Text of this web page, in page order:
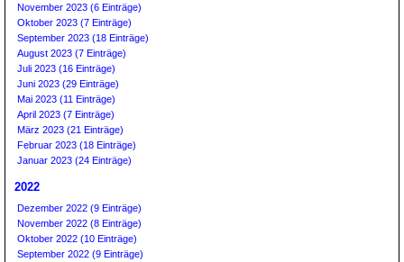
November 2023 (6 Einträge)
Oktober 2023 (7 Einträge)
September 2023 (18 Einträge)
August 2023 (7 Einträge)
Juli 2023 (16 Einträge)
Juni 2023 (29 Einträge)
Mai 2023 (11 Einträge)
April 2023 (7 Einträge)
März 2023 (21 Einträge)
Februar 2023 (18 Einträge)
Januar 2023 (24 Einträge)
2022
Dezember 2022 (9 Einträge)
November 2022 (8 Einträge)
Oktober 2022 (10 Einträge)
September 2022 (9 Einträge)